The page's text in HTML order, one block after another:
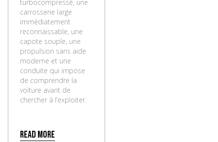
turbocompressé, une
carrosserie large
immédiatement
reconnaissable, une
capote souple, une
propulsion sans aide
moderne et une
conduite qui impose
de comprendre la
voiture avant de
chercher à l’exploiter.
Read more